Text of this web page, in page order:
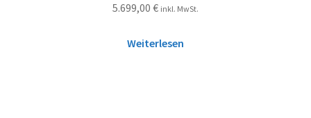
5.699,00 € inkl. MwSt.
Weiterlesen